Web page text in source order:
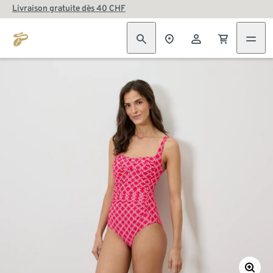
Livraison gratuite dès 40 CHF